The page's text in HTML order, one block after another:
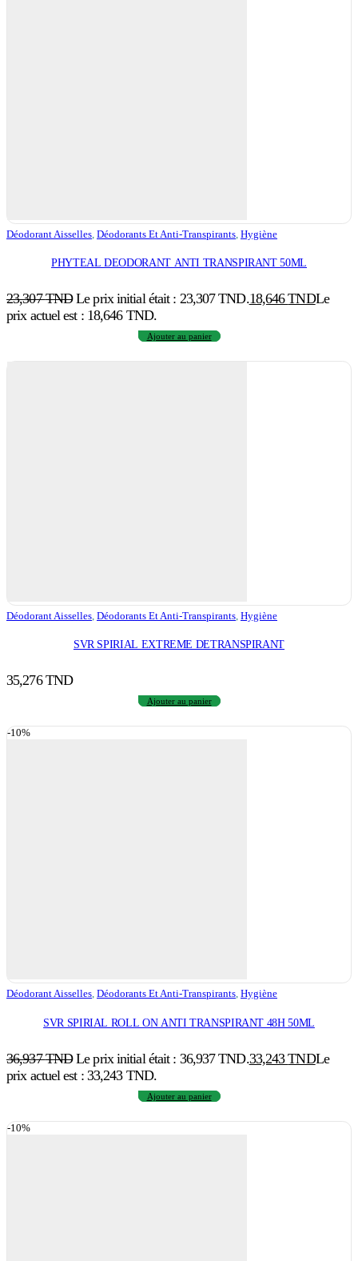
Déodorant Aisselles Déodorants Et Anti-Transpirants Hygiène
PHYTEAL DEODORANT ANTI TRANSPIRANT 50ML
23,307TND Le prix initial était : 23,307 TND.18,646TNDLe
prix actuel est : 18,646 TND.
Ajouter au panier
Déodorant Aisselles Déodorants Et Anti-Transpirants Hygiène
SVR SPIRIAL EXTREME DETRANSPIRANT
35,276TND
Ajouter au panier
-10%
Déodorant Aisselles, Déodorants Et Anti-Transpirants, Hygiène
SVR SPIRIAL ROLL ON ANTI TRANSPIRANT 48H 50ML
36,937TND Le prix initial était : 36,937 TND.33,243TNDLe
prix actuel est : 33,243 TND.
Ajouter au panier
-10%